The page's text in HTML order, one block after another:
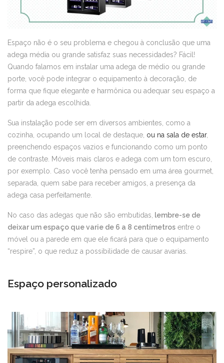
Espaço não é o seu problema e chegou à conclusão que uma
adega média ou grande satisfaz suas necessidades? Fácil!
Quando falamos em instalar uma adega de médio ou grande
porte, você pode integrar o equipamento à decoração, de
forma que fique elegante e harmônica ou adequar seu espaço a
partir da adega escolhida.
Sua instalação pode ser em diversos ambientes, como a
cozinha, ocupando um local de destaque, ou na sala de estar,
preenchendo espaços vazios e funcionando como um ponto
de contraste. Móveis mais claros e adega com um tom escuro,
por exemplo. Caso você tenha pensado em uma área gourmet,
separada, quem sabe para receber amigos, a presença da
adega casa perfeitamente.
No caso das adegas que não são embutidas, lembre-se de
deixar um espaço que varie de 6 a 8 centímetros entre o
móvel ou a parede em que ele ficará para que o equipamento
“respire”, o que reduz a possibilidade de causar avarias.
Espaço personalizado